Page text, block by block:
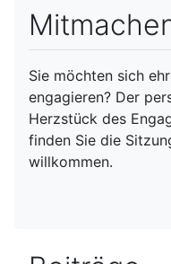
Sie möchten sich
engagieren? Der
Herzstück des
finden Sie die
willkommen.